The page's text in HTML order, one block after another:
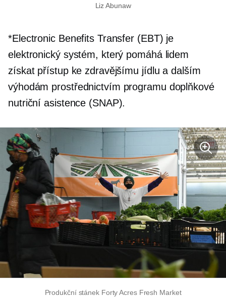
Liz Abunaw
*Electronic Benefits Transfer (EBT) je
elektronický systém, který pomáhá lidem
získat přístup ke zdravějšímu jídlu a dalším
výhodám prostřednictvím programu doplňkové
nutriční asistence (SNAP).
Produkční stánek Forty Acres Fresh Market